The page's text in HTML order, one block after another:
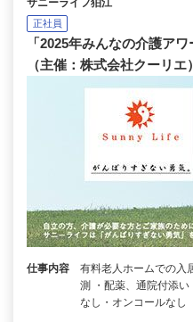
正社員
「2025年みんなの介護ア
（主催：株式会社クーリエ
仕事内容
有料老人ホームでの入
測 ・配薬、通院付添
なし・オンコールなし